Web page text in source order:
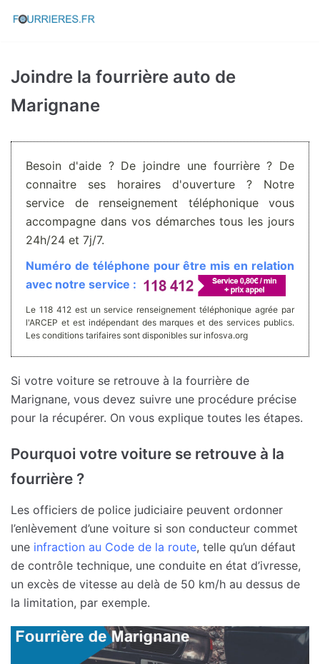
Aller
Joindre la fourrière auto de
Marignane
Besoin d'aide ? De joindre une fourrière ? De
connaitre ses horaires d'ouverture ? Notre
service de renseignement téléphonique vous
accompagne dans vos démarches tous les jours
24h/24 et 7j/7.
Numéro de téléphone pour être mis en relation
avec notre service :
Le 118 412 est un service renseignement téléphonique agrée par
l'ARCEP et est indépendant des marques et des services publics.
Les conditions tarifaires sont disponibles sur infosva.org
Si votre voiture se retrouve à la fourrière de
Marignane, vous devez suivre une procédure précise
pour la récupérer. On vous explique toutes les étapes.
Pourquoi votre voiture se retrouve à la
fourrière ?
Les officiers de police judiciaire peuvent ordonner
l’enlèvement d’une voiture si son conducteur commet
une infraction au Code de la route, telle qu’un défaut
de contrôle technique, une conduite en état d’ivresse,
un excès de vitesse au delà de 50 km/h au dessus de
la limitation, par exemple.